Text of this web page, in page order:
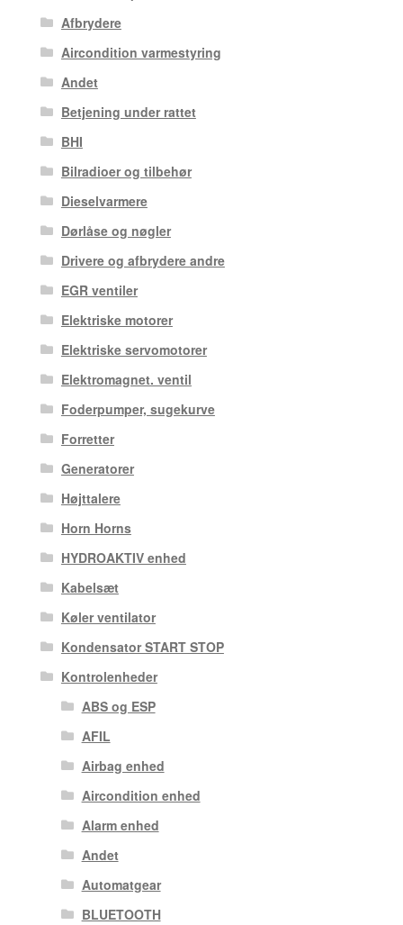
Afbrydere
Aircondition varmestyring
Andet
Betjening under rattet
BHI
Bilradioer og tilbehør
Dieselvarmere
Dørlåse og nøgler
Drivere og afbrydere andre
EGR ventiler
Elektriske motorer
Elektriske servomotorer
Elektromagnet. ventil
Foderpumper, sugekurve
Forretter
Generatorer
Højttalere
Horn Horns
HYDROAKTIV enhed
Kabelsæt
Køler ventilator
Kondensator START STOP
Kontrolenheder
ABS og ESP
AFIL
Airbag enhed
Aircondition enhed
Alarm enhed
Andet
Automatgear
BLUETOOTH